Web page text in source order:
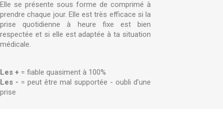
Elle se présente sous forme de comprimé à
prendre chaque jour. Elle est très efficace si la
prise quotidienne à heure fixe est bien
respectée et si elle est adaptée à ta situation
médicale.
Les + = fiable quasiment à 100%
Les - = peut être mal supportée - oubli d’une
prise